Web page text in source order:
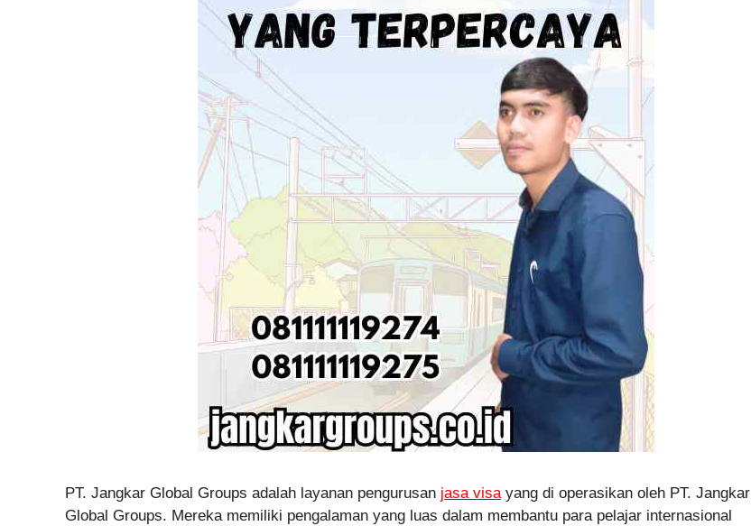
PT. Jangkar Global Groups adalah layanan pengurusan jasa visa yang di operasikan oleh PT. Jangkar
Global Groups. Mereka memiliki pengalaman yang luas dalam membantu para pelajar internasional